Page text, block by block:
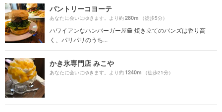
パントリーコヨーテ
あなたに会いにゆきます。より約280m （徒歩5分）
ハワイアンなハンバーガー屋🍔 焼き立てのバンズは香り高
く、パリパリのうち...
かき氷専門店 みこや
あなたに会いにゆきます。より約1240m （徒歩21分）